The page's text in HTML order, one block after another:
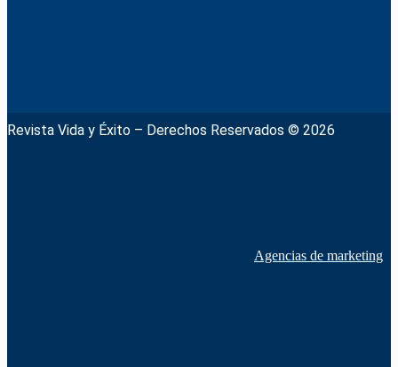
Revista Vida y Éxito – Derechos Reservados © 2026
Agencias de marketing